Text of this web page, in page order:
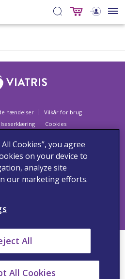
hændelser
Vilkår for brug
Cookies
i Danmark.
om at indberette alle formodede
om vores produkter til Viatris
via:
Cookies”, you agree
on your device to
analyze site
our marketing efforts.
All
All Cookies